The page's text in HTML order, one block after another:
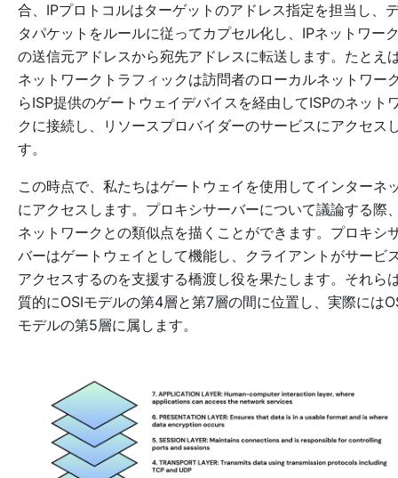
合、IPプロトコルはターゲットのアドレス指定を担当し、
タパケットをルールに従ってカプセル化し、IPネットワー
の送信元アドレスから宛先アドレスに転送します。たとえ
ネットワークトラフィックは訪問者のローカルネットワー
らISP提供のゲートウェイデバイスを経由してISPのネット
クに接続し、リソースプロバイダーのサービスにアクセス
す。
この時点で、私たちはゲートウェイを使用してインターネ
にアクセスします。プロキシサーバーについて議論する際
ネットワークとの類似点を描くことができます。プロキシ
バーはゲートウェイとして機能し、クライアントがサービ
アクセスするのを支援する橋渡し役を果たします。それら
質的にOSIモデルの第4層と第7層の間に位置し、実際には
モデルの第5層に属します。